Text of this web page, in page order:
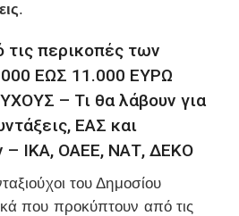
.
τις περικοπές των
ΕΩΣ 11.000 ΕΥΡΩ
– Τι θα λάβουν για
ΕΑΣ και
– ΙΚΑ, ΟΑΕΕ, ΝΑΤ, ΔΕΚΟ
του Δημοσίου
που προκύπτουν από τις